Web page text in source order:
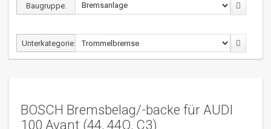
Baugruppe:
Unterkategorie:
BOSCH Bremsbelag/-backe für AUDI
100 Avant (44, 44Q, C3)